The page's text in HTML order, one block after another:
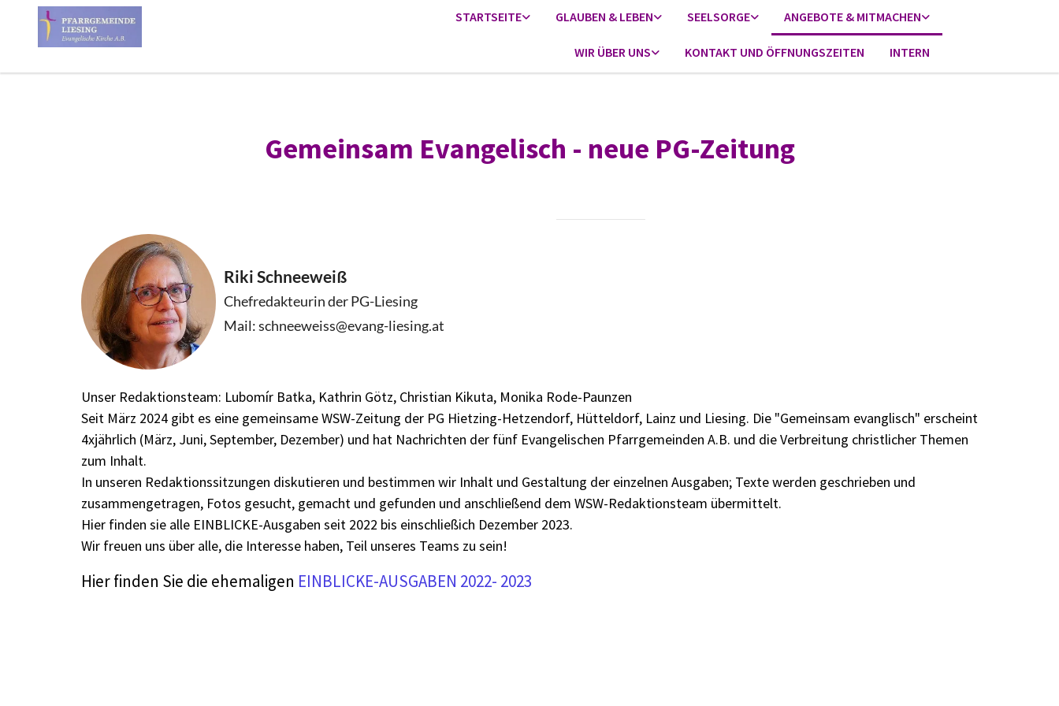
STARTSEITE GLAUBEN & LEBEN SEELSORGE ANGEBOTE & MITMACHEN
WIR ÜBER UNS KONTAKT UND ÖFFNUNGSZEITEN INTERN
Gemeinsam Evangelisch - neue PG-Zeitung
Riki Schneeweiß
Chefredakteurin der PG-Liesing
Mail: schneeweiss@evang-liesing.at
Unser Redaktionsteam: Lubomír Batka, Kathrin Götz, Christian Kikuta, Monika Rode-Paunzen
Seit März 2024 gibt es eine gemeinsame WSW-Zeitung der PG Hietzing-Hetzendorf, Hütteldorf, Lainz und Liesing. Die "Gemeinsam evanglisch" erscheint
4xjährlich (März, Juni, September, Dezember) und hat Nachrichten der fünf Evangelischen Pfarrgemeinden A.B. und die Verbreitung christlicher Themen
zum Inhalt.
In unseren Redaktionssitzungen diskutieren und bestimmen wir Inhalt und Gestaltung der einzelnen Ausgaben; Texte werden geschrieben und
zusammengetragen, Fotos gesucht, gemacht und gefunden und anschließend dem WSW-Redaktionsteam übermittelt.
Hier finden sie alle EINBLICKE-Ausgaben seit 2022 bis einschließich Dezember 2023.
Wir freuen uns über alle, die Interesse haben, Teil unseres Teams zu sein!
Hier finden Sie die ehemaligen EINBLICKE-AUSGABEN 2022- 2023